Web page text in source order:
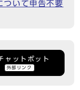
ついて申告不要
ャットボット
外部リンク